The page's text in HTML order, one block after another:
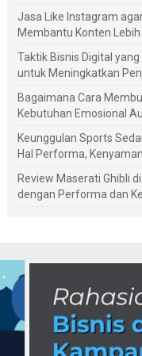
Jasa Like Instagram
Membantu Konten Lebih
Taktik Bisnis Digital
untuk Meningkatkan
Bagaimana Cara
Kebutuhan Emosional
Keunggulan Sports
Hal Performa,
Review Maserati Ghibli
dengan Performa dan